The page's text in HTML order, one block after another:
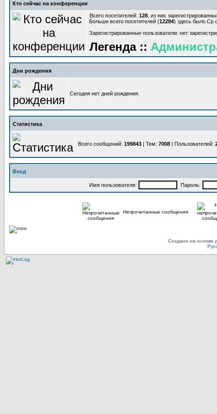
Кто сейчас на конференции
Всего посетителей: 128 , из них
Больше всего посетителей (12284) здесь было Ср
Зарегистрированные пользователи: нет
Легенда ::
Дни рождения
Сегодня нет дней рождения.
Статистика
Всего сообщений: 199843 | Тем: 7008 | Пользователей:
Вход
Имя пользователя: Пароль:
Непрочитанные сообщения
Создано на основе